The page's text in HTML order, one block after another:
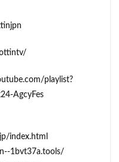
playlist?
AgcyFes
index.html
1bvt37a.tools/